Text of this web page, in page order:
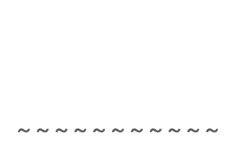
～～～～～～～～～～～